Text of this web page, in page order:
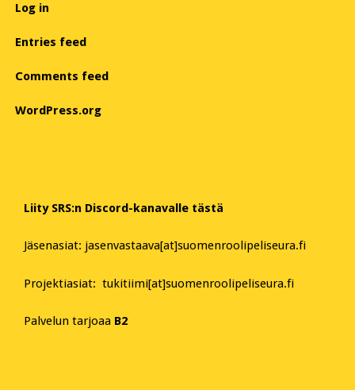
Log in
Entries feed
Comments feed
WordPress.org
Liity SRS:n Discord-kanavalle tästä
Jäsenasiat: jasenvastaava[at]suomenroolipeliseura.fi
Projektiasiat: tukitiimi[at]suomenroolipeliseura.fi
Palvelun tarjoaa B2